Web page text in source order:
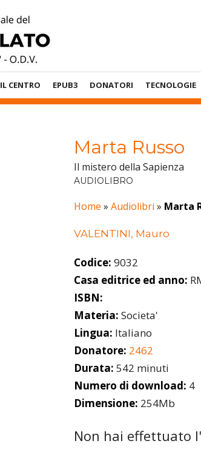
IL CENTRO EPUB3 DONATORI TECNOLOGIE
Marta Russo
Il mistero della Sapienza
AUDIOLIBRO
Home » Audiolibri » Marta
VALENTINI, Mauro
Codice: 9032
Casa editrice ed anno:
ISBN:
Materia: Societa'
Lingua: Italiano
Donatore: 2462
Durata: 542 minuti
Numero di download: 4
Dimensione: 254Mb
Non hai effettuato